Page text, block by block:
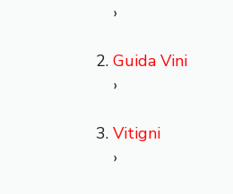
›
Guida Vini
›
Vitigni
›